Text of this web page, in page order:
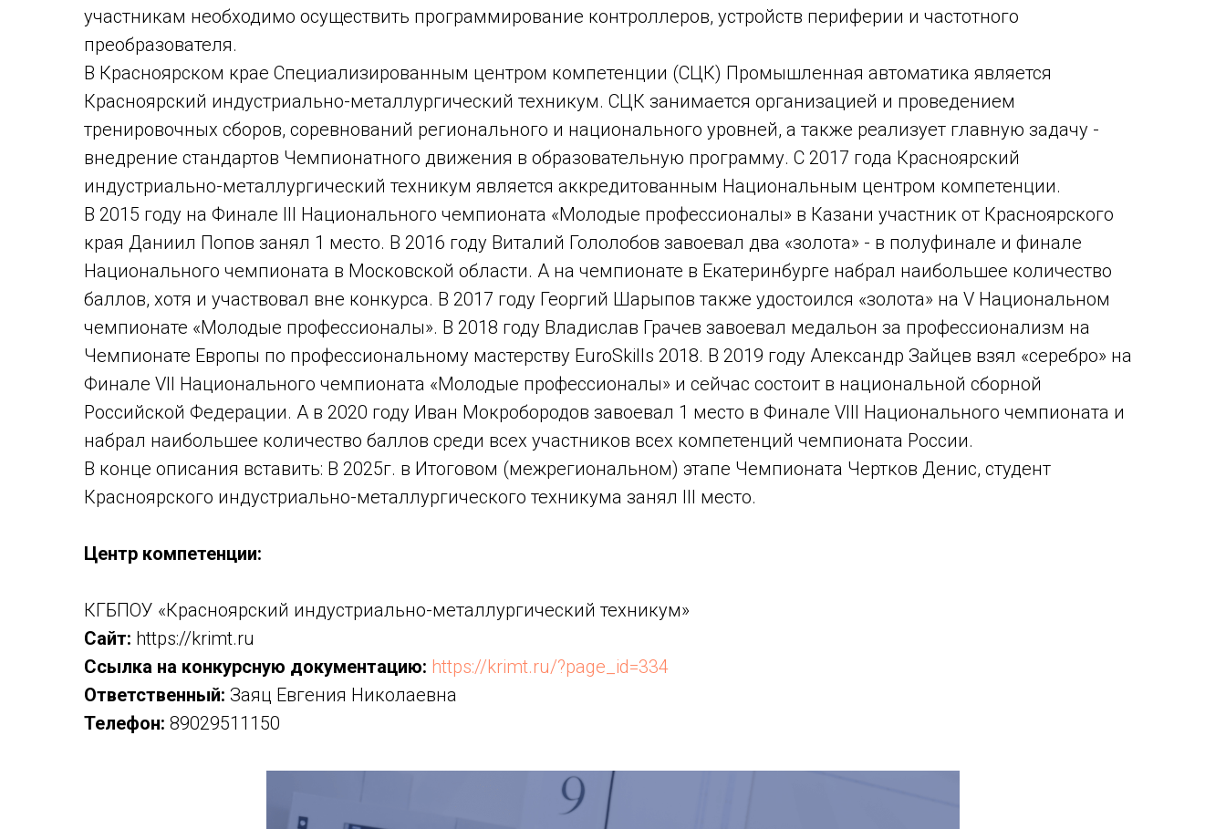
участникам необходимо осуществить программирование контроллеров, устройств периферии и частотного
преобразователя.
В Красноярском крае Специализированным центром компетенции (СЦК) Промышленная автоматика является
Красноярский индустриально-металлургический техникум. СЦК занимается организацией и проведением
тренировочных сборов, соревнований регионального и национального уровней, а также реализует главную задачу -
внедрение стандартов Чемпионатного движения в образовательную программу. C 2017 года Красноярский
индустриально-металлургический техникум является аккредитованным Национальным центром компетенции.
В 2015 году на Финале III Национального чемпионата «Молодые профессионалы» в Казани участник от Красноярского
края Даниил Попов занял 1 место. В 2016 году Виталий Гололобов завоевал два «золота» - в полуфинале и финале
Национального чемпионата в Московской области. А на чемпионате в Екатеринбурге набрал наибольшее количество
баллов, хотя и участвовал вне конкурса. В 2017 году Георгий Шарыпов также удостоился «золота» на V Национальном
чемпионате «Молодые профессионалы». В 2018 году Владислав Грачев завоевал медальон за профессионализм на
Чемпионате Европы по профессиональному мастерству EuroSkills 2018. В 2019 году Александр Зайцев взял «серебро» на
Финале VII Национального чемпионата «Молодые профессионалы» и сейчас состоит в национальной сборной
Российской Федерации. А в 2020 году Иван Мокробородов завоевал 1 место в Финале VIII Национального чемпионата и
набрал наибольшее количество баллов среди всех участников всех компетенций чемпионата России.
В конце описания вставить: В 2025г. в Итоговом (межрегиональном) этапе Чемпионата Чертков Денис, студент
Красноярского индустриально-металлургического техникума занял III место.
Центр компетенции:
КГБПОУ «Красноярский индустриально-металлургический техникум»
Сайт: https://krimt.ru
Ссылка на конкурсную документацию: https://krimt.ru/?page_id=334
Ответственный: Заяц Евгения Николаевна
Телефон: 89029511150